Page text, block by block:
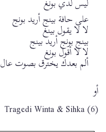
على حافة بينج أريد بونج
لا لا يقول بينغ
بينج بونج أريد بينج
لا لا أقول بونغ
ألم بعدك يخترق بصوت عال
أو
Tragedi Winta & Sihka (6)